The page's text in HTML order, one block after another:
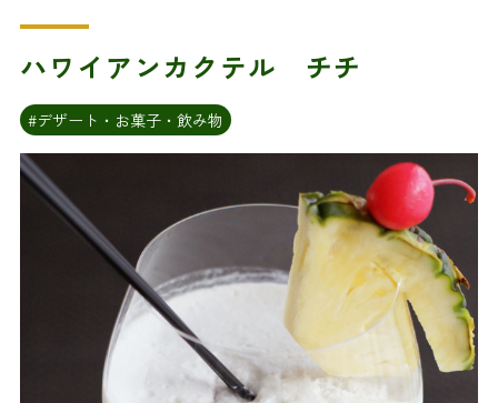
ハワイアンカクテル チチ
#デザート・お菓子・飲み物